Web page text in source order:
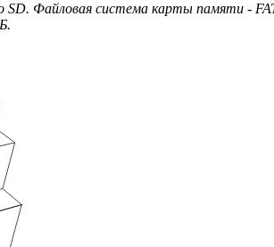
SD. Файловая система карты памяти -